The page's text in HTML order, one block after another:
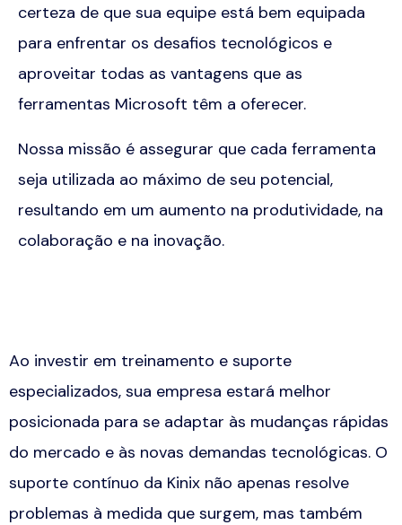
certeza de que sua equipe está bem equipada
para enfrentar os desafios tecnológicos e
aproveitar todas as vantagens que as
ferramentas Microsoft têm a oferecer.
Nossa missão é assegurar que cada ferramenta
seja utilizada ao máximo de seu potencial,
resultando em um aumento na produtividade, na
colaboração e na inovação.
Ao investir em treinamento e suporte
especializados, sua empresa estará melhor
posicionada para se adaptar às mudanças rápidas
do mercado e às novas demandas tecnológicas. O
suporte contínuo da Kinix não apenas resolve
problemas à medida que surgem, mas também